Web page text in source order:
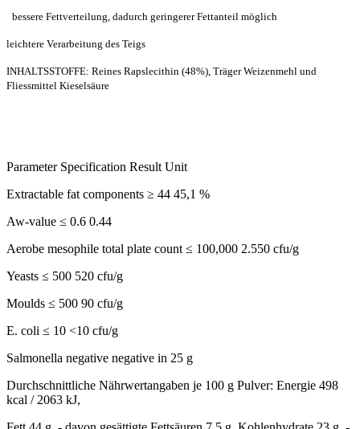
bessere Fettverteilung, dadurch geringerer Fettanteil möglich
leichtere Verarbeitung des Teigs
INHALTSSTOFFE: Reines Rapslecithin (48%), Träger Weizenmehl und
Fliessmittel Kieselsäure
Parameter Specification Result Unit
Extractable fat components ≥ 44 45,1 %
Aw-value ≤ 0.6 0.44
Aerobe mesophile total plate count ≤ 100,000 2.550 cfu/g
Yeasts ≤ 500 520 cfu/g
Moulds ≤ 500 90 cfu/g
E. coli ≤ 10 <10 cfu/g
Salmonella negative negative in 25 g
Durchschnittliche Nährwertangaben je 100 g Pulver: Energie 498
kcal / 2063 kJ,